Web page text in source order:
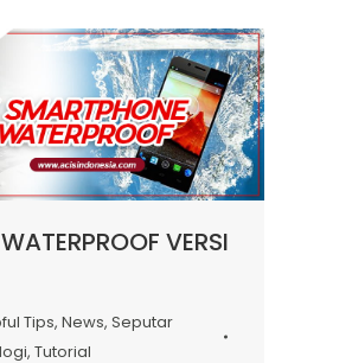
VERSI
Tips, News, Seputar
, Tutorial